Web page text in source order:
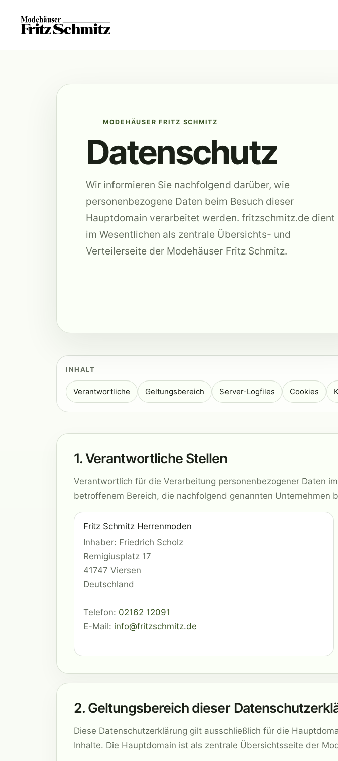
Inhalt
springen
MODEHÄUSER FRITZ SCHMITZ
Datenschutz
Wir informieren Sie nachfolgend darüber, wie
personenbezogene Daten beim Besuch dieser
Hauptdomain verarbeitet werden. fritzschmitz.de dient
im Wesentlichen als zentrale Übersichts- und
Verteilerseite der Modehäuser Fritz Schmitz.
INHALT
Verantwortliche Geltungsbereich Server-Logfiles Cookies
1. Verantwortliche Stellen
Verantwortlich für die Verarbeitung personenbezogener Daten
betroffenem Bereich, die nachfolgend genannten Unternehmen
Fritz Schmitz Herrenmoden
Inhaber: Friedrich Scholz
Remigiusplatz 17
41747 Viersen
Deutschland
Telefon: 02162 12091
E-Mail: info@fritzschmitz.de
2. Geltungsbereich dieser
Diese Datenschutzerklärung gilt ausschließlich für die
Inhalte. Die Hauptdomain ist als zentrale Übersichtsseite der